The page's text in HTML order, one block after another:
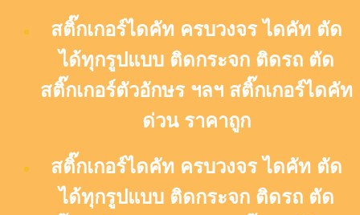
สติ๊กเกอร์ไดคัท ครบวงจร ไดคัท ตัด
ได้ทุกรูปแบบ ติดกระจก ติดรถ ตัด
สติ๊กเกอร์ตัวอักษร ฯลฯ สติ๊กเกอร์ไดคัท
ด่วน ราคาถูก
สติ๊กเกอร์ไดคัท ครบวงจร ไดคัท ตัด
ได้ทุกรูปแบบ ติดกระจก ติดรถ ตัด